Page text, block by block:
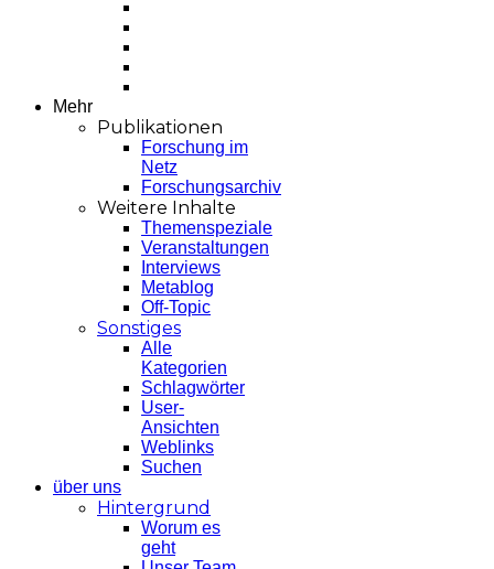
Mehr
Publikationen
Forschung im
Netz
Forschungsarchiv
Weitere Inhalte
Themenspeziale
Veranstaltungen
Interviews
Metablog
Off-Topic
Sonstiges
Alle
Kategorien
Schlagwörter
User-
Ansichten
Weblinks
Suchen
über uns
Hintergrund
Worum es
geht